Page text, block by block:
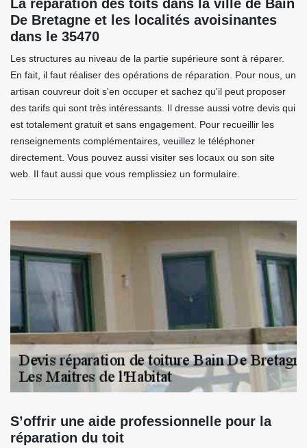
La réparation des toits dans la ville de Bain
De Bretagne et les localités avoisinantes
dans le 35470
Les structures au niveau de la partie supérieure sont à réparer.
En fait, il faut réaliser des opérations de réparation. Pour nous, un
artisan couvreur doit s'en occuper et sachez qu'il peut proposer
des tarifs qui sont très intéressants. Il dresse aussi votre devis qui
est totalement gratuit et sans engagement. Pour recueillir les
renseignements complémentaires, veuillez le téléphoner
directement. Vous pouvez aussi visiter ses locaux ou son site
web. Il faut aussi que vous remplissiez un formulaire.
S’offrir une aide professionnelle pour la
réparation du toit